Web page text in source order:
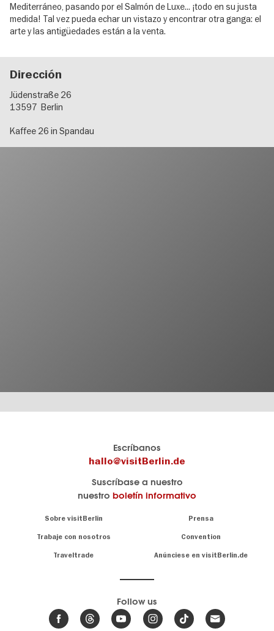
Mediterráneo, pasando por el Salmón de Luxe... ¡todo en su justa
medida! Tal vez pueda echar un vistazo y encontrar otra ganga: el
arte y las antigüedades están a la venta.
Dirección
Jüdenstraße 26
13597 Berlin
Kaffee 26 in Spandau
Escríbanos
hallo@visitBerlin.de
Suscríbase a nuestro
nuestro boletín informativo
Sobre visitBerlin Prensa
Trabaje con nosotros Convention
Traveltrade Anúnciese en visitBerlin.de
visitBerlin.de
Conocemos
Consejos
Follow us